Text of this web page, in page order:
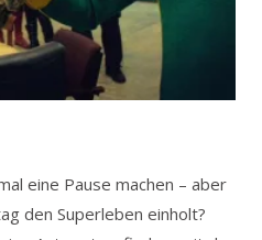
eine Pause machen – aber
den Superleben einholt?